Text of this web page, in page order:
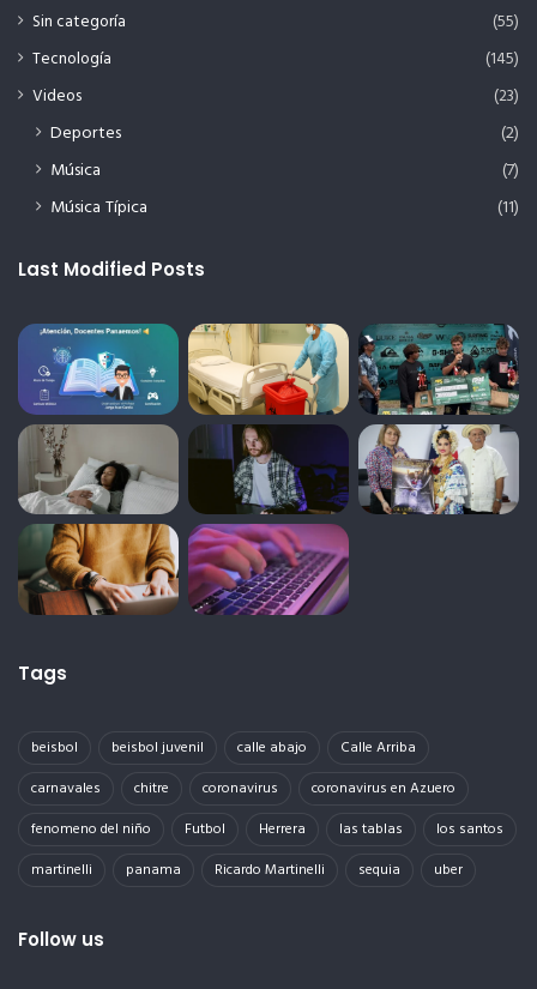
Sin categoría
(55)
Tecnología
(145)
Videos
(23)
Deportes
(2)
Música
(7)
Música Típica
(11)
Last Modified Posts
Tags
beisbol beisbol juvenil calle abajo
Calle Arriba
carnavales
chitre coronavirus
coronavirus en Azuero
fenomeno del niño
Futbol Herrera las tablas
los santos
martinelli
panama Ricardo Martinelli sequia uber
Follow us